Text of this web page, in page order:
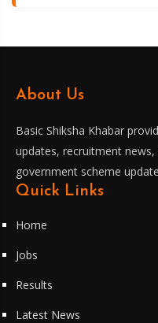
About Us
Basic Shiksha Khabar
updates, recruitment
government scheme
Quick Links
Home
Jobs
Results
Latest News